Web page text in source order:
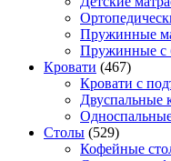
Пружинные
Пружинные с
Кровати (467)
Кровати с
Двуспальные
Столы (529)
Кофейные